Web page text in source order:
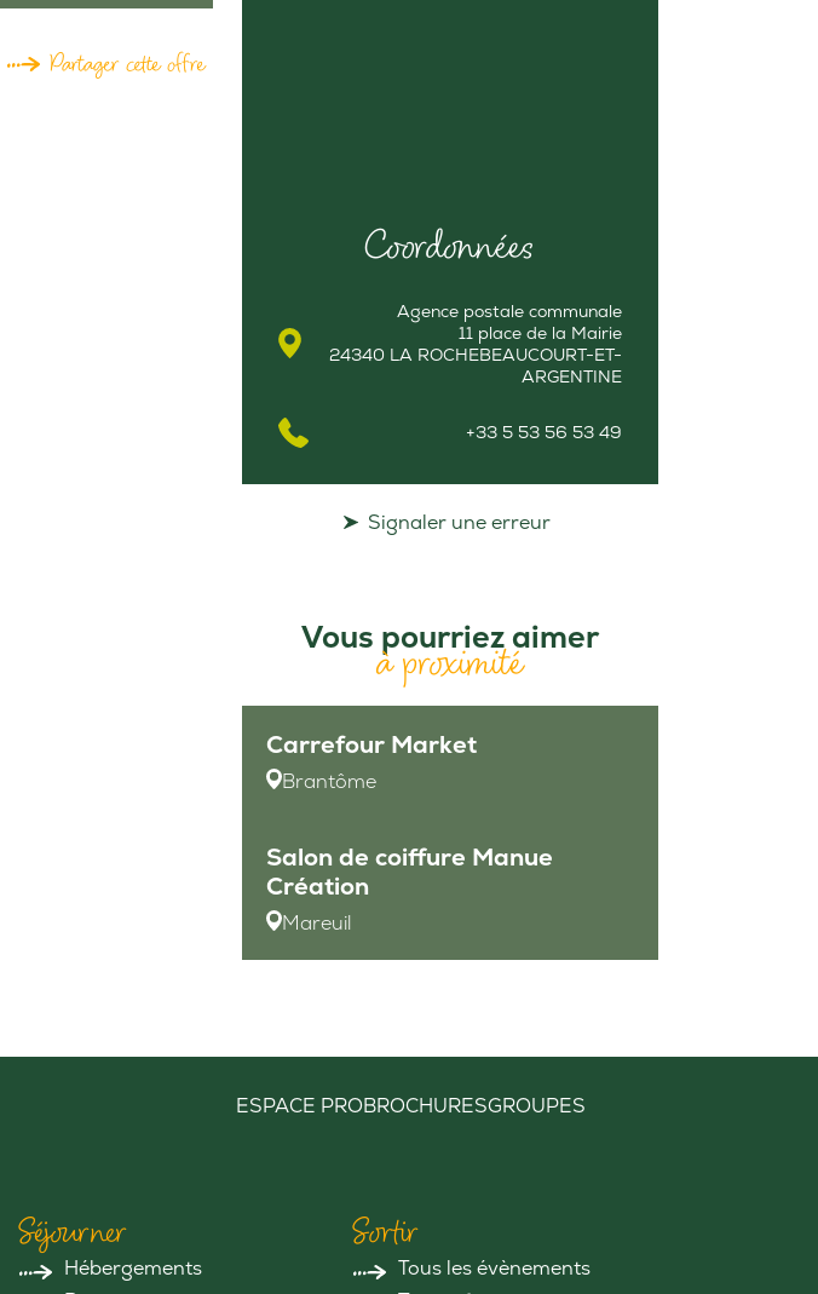
Partager cette offre
Coordonnées
Agence postale communale
11 place de la Mairie
24340 LA ROCHEBEAUCOURT-ET-
ARGENTINE
+33 5 53 56 53 49
Signaler une erreur
Vous pourriez aimer
à proximité
Carrefour Market
Brantôme
Salon de coiffure Manue
Création
Mareuil
ESPACE PROBROCHURESGROUPES
Séjourner
Hébergements
Sortir
Tous les évènements